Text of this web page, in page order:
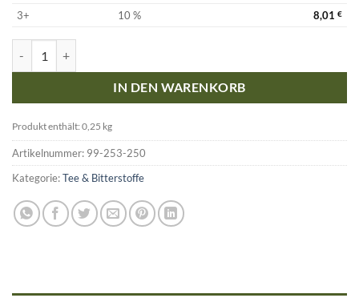
3+ 10 % 8,01 €
IN DEN WARENKORB
Produkt enthält: 0,25 kg
Artikelnummer: 99-253-250
Kategorie:Tee & Bitterstoffe